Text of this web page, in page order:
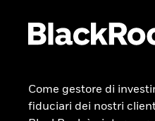
Come gestore di
fiduciari dei nostri